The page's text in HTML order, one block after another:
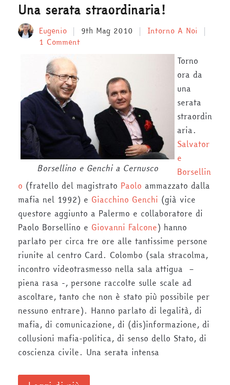
Una serata straordinaria!
Eugenio 9th Mag 2010
Intorno A Noi
1 Comment
Borsellino e Genchi a Cernusco
Torno
ora da
una
serata
straordin
aria.
Salvator
e
Borsellin
o (fratello del magistrato Paolo ammazzato dalla
mafia nel 1992) e Giacchino Genchi (già vice
questore aggiunto a Palermo e collaboratore di
Paolo Borsellino e Giovanni Falcone) hanno
parlato per circa tre ore alle tantissime persone
riunite al centro Card. Colombo (sala stracolma,
incontro videotrasmesso nella sala attigua –
piena rasa -, persone raccolte sulle scale ad
ascoltare, tanto che non è stato più possibile per
nessuno entrare). Hanno parlato di legalità, di
mafia, di comunicazione, di (dis)informazione, di
collusioni mafia-politica, di senso dello Stato, di
coscienza civile. Una serata intensa